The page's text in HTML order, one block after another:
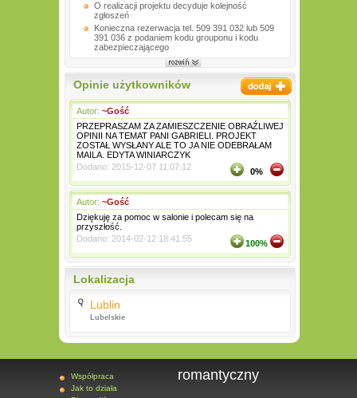
O realizacji projektu decyduje kolejność
zgłoszeń
Konieczna rezerwacja tel. 509 391 032 lub 509
391 036 z podaniem kodu grouponu i kodu
zabezpieczającego
Opinie użytkowników
Autor: ~Gość
PRZEPRASZAM ZA ZAMIESZCZENIE OBRAŹLIWEJ
OPINII NA TEMAT PANI GABRIELI. PROJEKT
ZOSTAŁ WYSŁANY ALE TO JA NIE ODEBRAŁAM
MAILA. EDYTA WINIARCZYK
Dodano: 2015-12-07 11:07:12
0%
Autor: ~Gość
Dziękuję za pomoc w salonie i polecam się na
przyszłość.
Dodano: 2014-02-12 18:41:55
100%
Lokalizacja
Lublin
Lubelskie
Współpraca
Jak to działa
romantyczny